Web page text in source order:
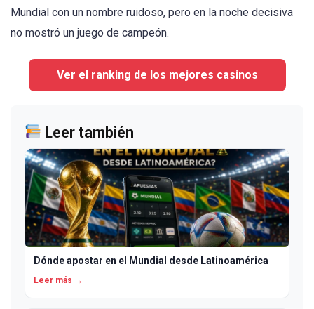
Mundial con un nombre ruidoso, pero en la noche decisiva
no mostró un juego de campeón.
Ver el ranking de los mejores casinos
Leer también
Dónde apostar en el Mundial desde Latinoamérica
Leer más →